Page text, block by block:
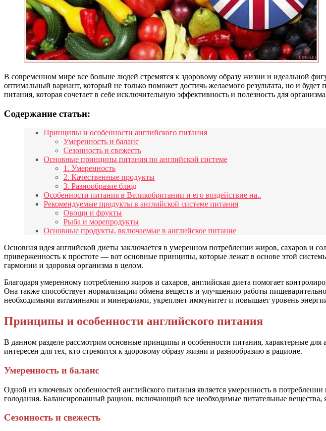
В современном мире все больше людей стремятся к здоровому образу жизни и идеальной
оптимальный вариант, который не только поможет достичь желаемого результата, но и
питания, которая сочетает в себе исключительную эффективность и полезность для
Содержание статьи:
Принципы и особенности английского питания
Умеренность и баланс
Сезонность и свежесть
Основные принципы питания по английской системе
1. Умеренность
2. Качественные продукты
3. Разнообразие блюд
Особенности питания в Великобритании и его воздействие на..
Рекомендуемые продукты в английской системе питания
Овощи и фрукты
Рыба и морепродукты
Основные продукты, включаемые в английское питание
Основная идея английской диеты заключается в умеренном потреблении жиров, сахаров и
приверженность к простоте — вот основные принципы, которые лежат в основе этой
гармонии и здоровья организма в целом.
Благодаря умеренному потреблению жиров и сахаров, английская диета помогает
Она также способствует нормализации обмена веществ и улучшению работы
необходимыми витаминами и минералами, укрепляет иммунитет и повышает уровень
Принципы и особенности английского питания
В данном разделе рассмотрим основные принципы и особенности питания, характерные
интересен для тех, кто стремится к здоровому образу жизни и разнообразию в рационе.
Умеренность и баланс
Одной из ключевых особенностей английского питания является умеренность в
голодания. Балансированный рацион, включающий все необходимые питательные
Сезонность и свежесть